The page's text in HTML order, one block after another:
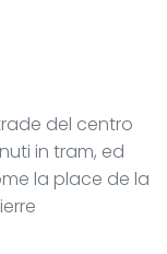
del centro
in tram, ed
la place de la